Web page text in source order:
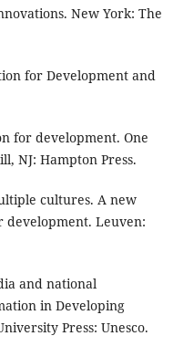
New York: The
for Development and
for development. One
NJ: Hampton Press.
cultures. A new
Leuven:
and national
in Developing
Press: Unesco.